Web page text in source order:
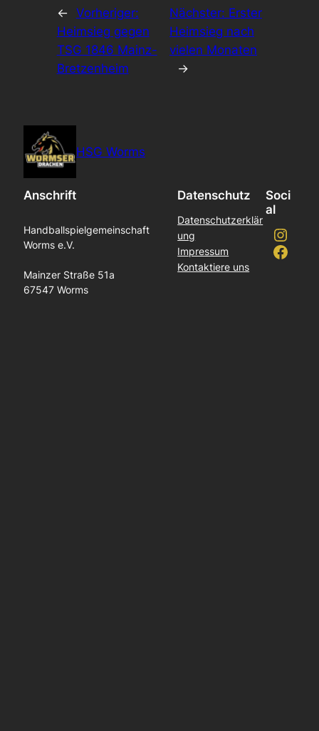
←
Vorheriger:
Heimsieg gegen
TSG 1846 Mainz-
Bretzenheim
Nächster: Erster
Heimsieg nach
vielen Monaten
→
HSG Worms
Anschrift
Handballspielgemeinschaft
Worms e.V.
Mainzer Straße 51a
67547 Worms
Datenschutz
Datenschutzerklär
ung
Impressum
Kontaktiere uns
Soci
al
Instagram
Facebook